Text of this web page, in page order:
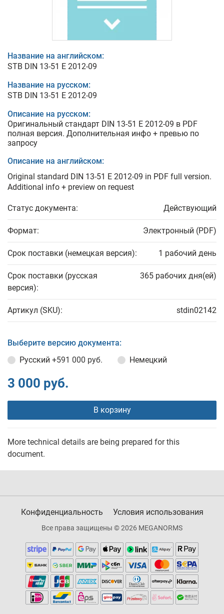
Название на английском:
STB DIN 13-51 E 2012-09
Название на русском:
STB DIN 13-51 E 2012-09
Описание на русском:
Оригинальный стандарт DIN 13-51 E 2012-09 в PDF
полная версия. Дополнительная инфо + превью по
запросу
Описание на английском:
Original standard DIN 13-51 E 2012-09 in PDF full version.
Additional info + preview on request
Статус документа: Действующий
Формат: Электронный (PDF)
Срок поставки (немецкая версия): 1 рабочий день
Срок поставки (русская
версия):
365 рабочих дня(ей)
Артикул (SKU): stdin02142
Выберите версию документа:
Русский +591 000 руб. Немецкий
3 000 руб.
В корзину
More technical details are being prepared for this
document.
Конфиденциальность Условия использования
Все права защищены © 2026 MEGANORMS